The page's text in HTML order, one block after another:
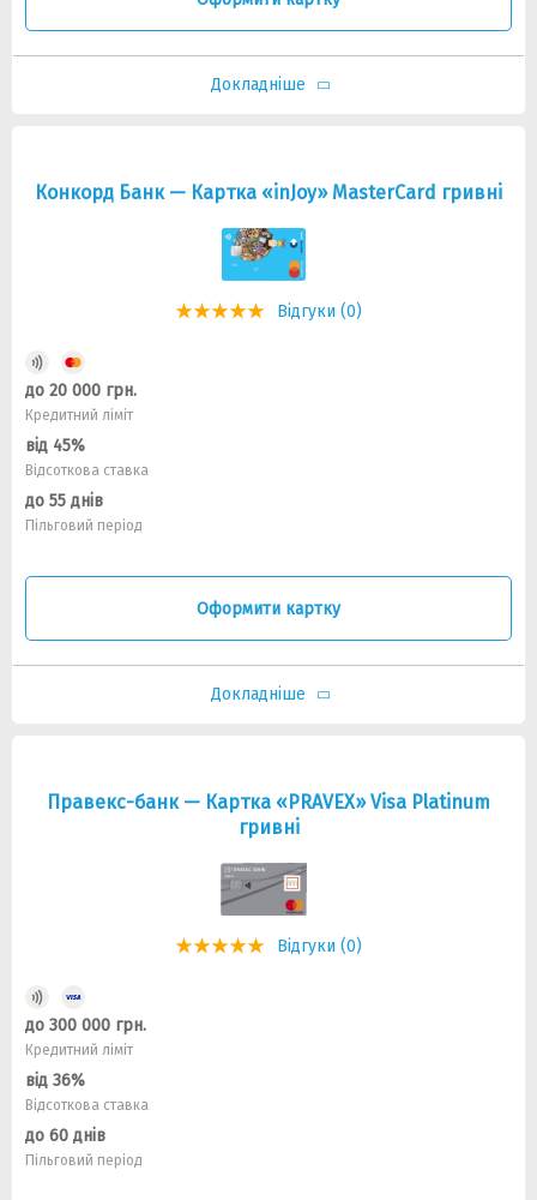
Докладніше
Конкорд Банк — Картка «inJoy» MasterCard гривнi
Відгуки (0)
до 20 000 грн.
Кредитний ліміт
від 45%
Відсоткова ставка
до 55 днів
Пільговий період
Оформити картку
Докладніше
Правекс-банк — Картка «PRAVEX» Visa Platinum
гривнi
Відгуки (0)
до 300 000 грн.
Кредитний ліміт
від 36%
Відсоткова ставка
до 60 днів
Пільговий період